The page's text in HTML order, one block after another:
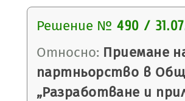
Решение № 490 /
Относно: Приемане
партньорство в
„Разработване и